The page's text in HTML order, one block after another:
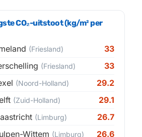
CO₂-uitstoot (kg/m² per
(Friesland)
33
(Friesland)
33
(Noord-Holland)
29.2
(Zuid-Holland)
29.1
(Limburg)
26.7
Wittem (Limburg)
26.6